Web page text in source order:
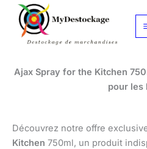
Aller
contenu
Ajax Spray for the Kitchen
pour les
Découvrez notre offre
Kitchen 750ml, un produit